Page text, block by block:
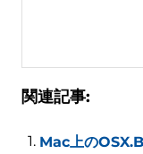
関連記事:
Mac上の